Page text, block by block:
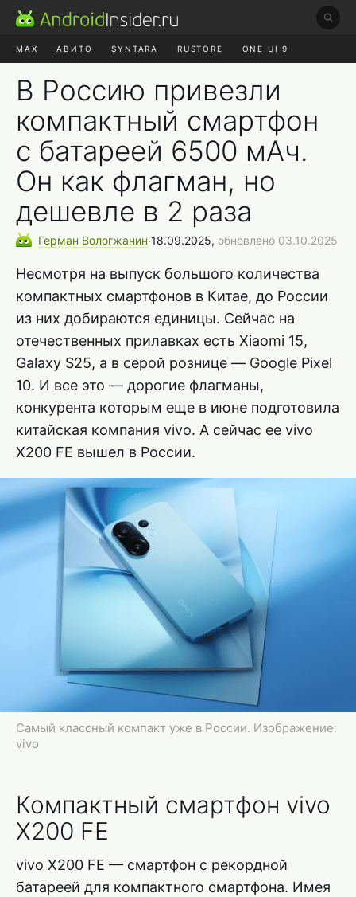
MAX АВИТО SYNTARA RUSTORE ONE UI 9
В Россию привезли
компактный смартфон
с батареей 6500 мАч.
Он как флагман, но
дешевле в 2 раза
Герман Вологжанин∙18.09.2025, обновлено 03.10.2025
Несмотря на выпуск большого количества
компактных смартфонов в Китае, до России
из них добираются единицы. Сейчас на
отечественных прилавках есть Xiaomi 15,
Galaxy S25, а в серой рознице — Google Pixel
10. И все это — дорогие флагманы,
конкурента которым еще в июне подготовила
китайская компания vivo. А сейчас ее vivo
X200 FE вышел в России.
Самый классный компакт уже в России. Изображение:
vivo
Компактный смартфон vivo
X200 FE
vivo X200 FE — смартфон с рекордной
батареей для компактного смартфона. Имея